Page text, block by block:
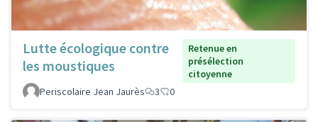
Lutte écologique contre
les moustiques
Retenue en
présélection
citoyenne
Periscolaire Jean Jaurès
3 0